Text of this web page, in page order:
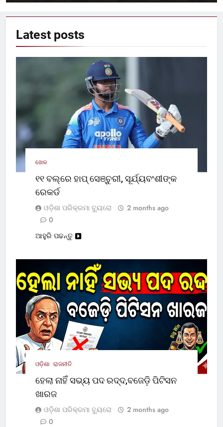
Latest posts
ଖେଳ
୧୧ ବଲ୍‌ରେ ହାପ୍ ସେଞ୍ଚୁରୀ, ସୂର୍ଯ୍ୟବଂଶୀଙ୍କ
ରେକର୍ଡ
ଓଡ଼ିଶା ପରିକ୍ରମା ବ୍ୟୁରୋ
2 months ago
0
ଆହୁରି ପଢନ୍ତୁ
ଓଡ଼ିଶା ରାଜନୀତି
ହେଲା ନାହିଁ ସଭ୍ୟ ପଦ ରଦ୍ଦ,ବଜେଡ଼ି ପିଟିସନ
ଖାରଜ
ଓଡ଼ିଶା ପରିକ୍ରମା ବ୍ୟୁରୋ
2 months ago
0